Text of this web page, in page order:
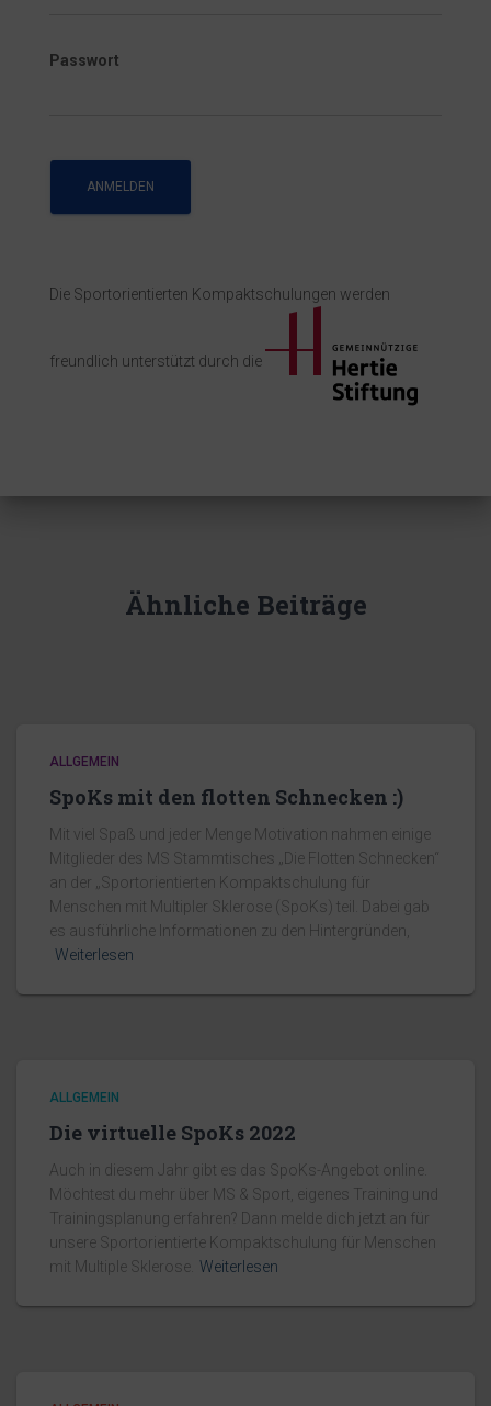
Passwort
Die Sportorientierten Kompaktschulungen werden
freundlich unterstützt durch die
Ähnliche Beiträge
ALLGEMEIN
SpoKs mit den flotten Schnecken :)
Mit viel Spaß und jeder Menge Motivation nahmen einige
Mitglieder des MS Stammtisches „Die Flotten Schnecken“
an der „Sportorientierten Kompaktschulung für
Menschen mit Multipler Sklerose (SpoKs) teil. Dabei gab
es ausführliche Informationen zu den Hintergründen,
Weiterlesen
ALLGEMEIN
Die virtuelle SpoKs 2022
Auch in diesem Jahr gibt es das SpoKs-Angebot online.
Möchtest du mehr über MS & Sport, eigenes Training und
Trainingsplanung erfahren? Dann melde dich jetzt an für
unsere Sportorientierte Kompaktschulung für Menschen
mit Multiple Sklerose. Weiterlesen